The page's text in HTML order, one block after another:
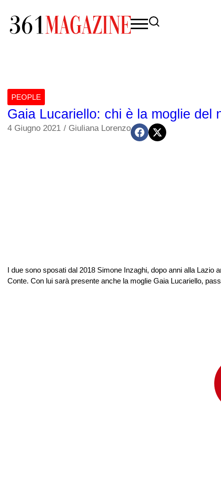
PEOPLE
Gaia Lucariello: chi è la moglie del
4 Giugno 2021 / Giuliana Lorenzo
I due sono sposati dal 2018 Simone Inzaghi, dopo anni alla Lazio
Conte. Con lui sarà presente anche la moglie Gaia Lucariello,